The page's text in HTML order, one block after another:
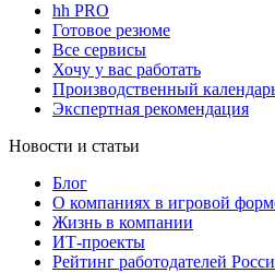
hh PRO
Готовое резюме
Все сервисы
Хочу у вас работать
Производственный
Экспертная рекомендация
Новости и статьи
Блог
О компаниях в игровой
Жизнь в компании
ИТ-проекты
Рейтинг работодателей